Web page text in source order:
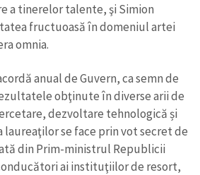
a tinerelor talente, şi Simion
fructuoasă în domeniul artei
omnia.
anual de Guvern, ca semn de
obţinute în diverse arii de
dezvoltare tehnologică și
se face prin vot secret de
din Prim-ministrul Republicii
ai instituţiilor de resort,